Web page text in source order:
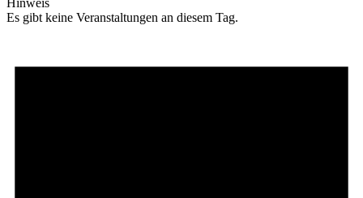
Hinweis
Es gibt keine Veranstaltungen an diesem Tag.